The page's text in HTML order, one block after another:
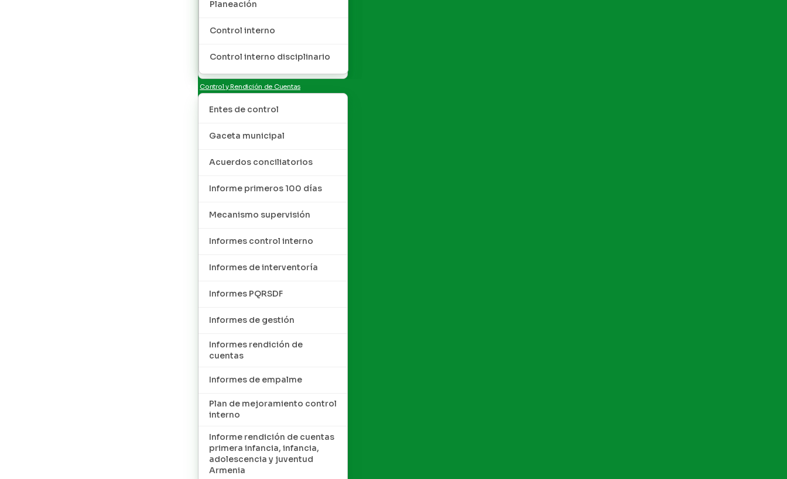
Planeación
Control interno
Control interno disciplinario
Control y Rendición de Cuentas
Entes de control
Gaceta municipal
Acuerdos conciliatorios
Informe primeros 100 días
Mecanismo supervisión
Informes control interno
Informes de interventoría
Informes PQRSDF
Informes de gestión
Informes rendición de
cuentas
Informes de empalme
Plan de mejoramiento control
interno
Informe rendición de cuentas
primera infancia, infancia,
adolescencia y juventud
Armenia